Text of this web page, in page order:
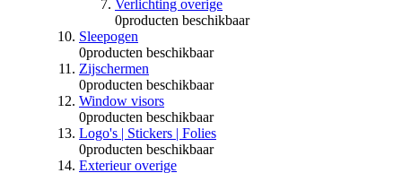
Verlichting overige
0producten beschikbaar
Sleepogen
0producten beschikbaar
Zijschermen
0producten beschikbaar
Window visors
0producten beschikbaar
Logo's | Stickers | Folies
0producten beschikbaar
Exterieur overige